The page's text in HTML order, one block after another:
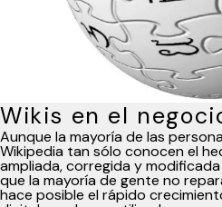
Wikis en el
Aunque la mayoría de las
Wikipedia tan sólo conocen el
ampliada, corregida y
que la mayoría de gente no
hace posible el rápido